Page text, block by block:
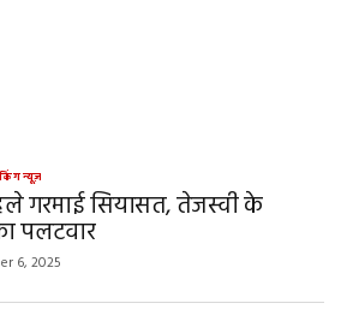
न्यूज़
गरमाई सियासत, तेजस्वी के
पलटवार
6, 2025